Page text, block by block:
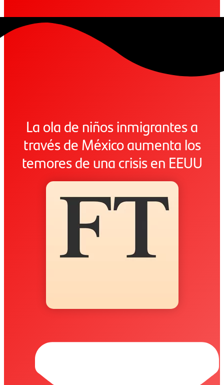
La ola de niños inmigrantes a
través de México aumenta los
temores de una crisis en EEUU